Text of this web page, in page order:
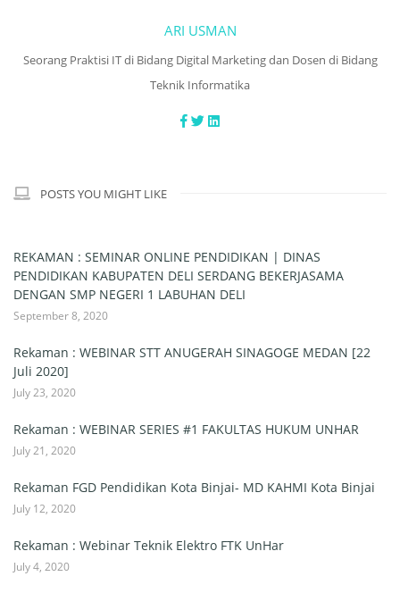
ARI USMAN
Seorang Praktisi IT di Bidang Digital Marketing dan Dosen di Bidang
Teknik Informatika
POSTS YOU MIGHT LIKE
REKAMAN : SEMINAR ONLINE PENDIDIKAN | DINAS
PENDIDIKAN KABUPATEN DELI SERDANG BEKERJASAMA
DENGAN SMP NEGERI 1 LABUHAN DELI
September 8, 2020
Rekaman : WEBINAR STT ANUGERAH SINAGOGE MEDAN [22
Juli 2020]
July 23, 2020
Rekaman : WEBINAR SERIES #1 FAKULTAS HUKUM UNHAR
July 21, 2020
Rekaman FGD Pendidikan Kota Binjai- MD KAHMI Kota Binjai
July 12, 2020
Rekaman : Webinar Teknik Elektro FTK UnHar
July 4, 2020